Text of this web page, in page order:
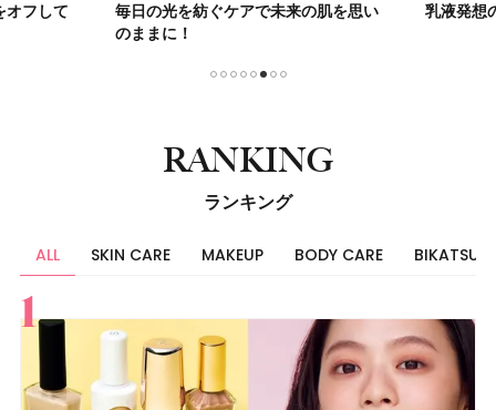
オフして
毎日の光を紡ぐケアで未来の肌を思い
のままに！
乳液発想
RANKING
ランキング
ALL SKIN CARE MAKEUP BODY CARE BIKATSU
すべて
スキンケア
メイク
ボディケア
美活
ヘア
ライフスタイル
ビューティーズ